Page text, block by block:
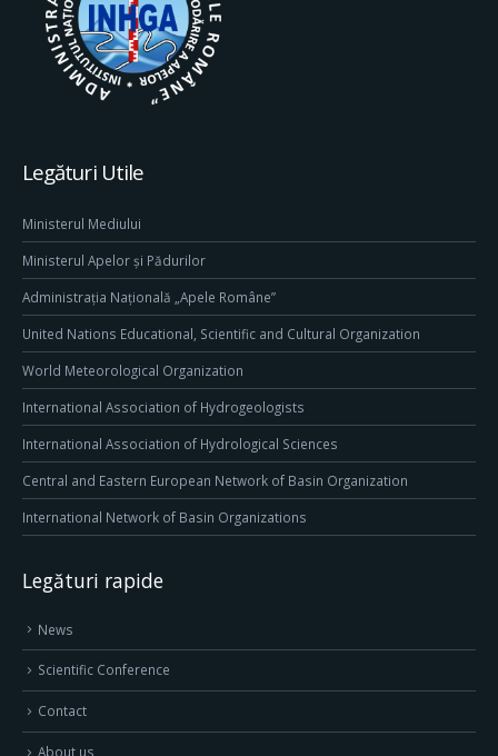
Legături Utile
Ministerul Mediului
Ministerul Apelor și Pădurilor
Administrația Națională „Apele Române”
United Nations Educational, Scientific and Cultural Organization
World Meteorological Organization
International Association of Hydrogeologists
International Association of Hydrological Sciences
Central and Eastern European Network of Basin Organization
International Network of Basin Organizations
Legături rapide
News
Scientific Conference
Contact
About us